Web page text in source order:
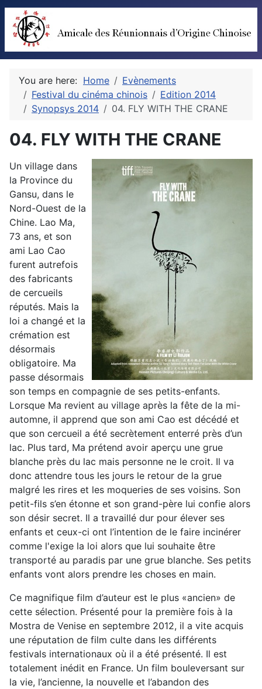
You are here: Home
Evènements
Festival du cinéma chinois
Edition 2014
Synopsys 2014
04. FLY WITH THE CRANE
04. FLY WITH THE CRANE
Un village dans
la Province du
Gansu, dans le
Nord-Ouest de la
Chine. Lao Ma,
73 ans, et son
ami Lao Cao
furent autrefois
des fabricants
de cercueils
réputés. Mais la
loi a changé et la
crémation est
désormais
obligatoire. Ma
passe désormais
son temps en compagnie de ses petits-enfants.
Lorsque Ma revient au village après la fête de la mi-
automne, il apprend que son ami Cao est décédé et
que son cercueil a été secrètement enterré près d’un
lac. Plus tard, Ma prétend avoir aperçu une grue
blanche près du lac mais personne ne le croit. Il va
donc attendre tous les jours le retour de la grue
malgré les rires et les moqueries de ses voisins. Son
petit-fils s’en étonne et son grand-père lui confie alors
son désir secret. Il a travaillé dur pour élever ses
enfants et ceux-ci ont l’intention de le faire incinérer
comme l'exige la loi alors que lui souhaite être
transporté au paradis par une grue blanche. Ses petits
enfants vont alors prendre les choses en main.
Ce magnifique film d’auteur est le plus «ancien» de
cette sélection. Présenté pour la première fois à la
Mostra de Venise en septembre 2012, il a vite acquis
une réputation de film culte dans les différents
festivals internationaux où il a été présenté. Il est
totalement inédit en France. Un film bouleversant sur
la vie, l’ancienne, la nouvelle et l’abandon des